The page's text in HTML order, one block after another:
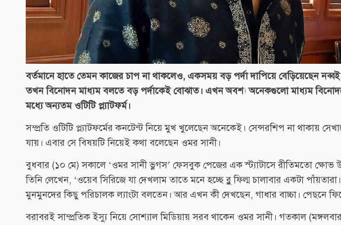
বর্তমানে হাতে তেমন কাজের চাপ না থাকলেও, একসময় বড় পর্দা দাপিয়ে বেড়িয়েছেন
তখন বিনোদন মাধ্যম বলতে বড় পর্দাকেই বোঝাত। এখন অবশ্য অনেকগুলো মাধ্যম
মধ্যে অন্যতম ওটিটি প্ল্যাটফর্ম।
সম্প্রতি ওটিটি প্ল্যাটফর্মের কনটেন্ট নিয়ে মুখ খুলেছেন অনেকেই। সেন্সরশিপ না থাকায়
যায়। এবার সে বিষয়টি নিয়েই কথা বলেছেন ওমর সানী।
বুধবার (১০ মে) সকালে ‘ওমর সানী ভ্লগস’ ফেসবুক পেজের এক স্ট্যাটাসে রীতিমতো ক্ষোভ
তিনি লেখেন, ‘ওয়েব সিরিজে যা দেখলাম তাতে মনে হচ্ছে ব্লু ফিল্ম চালাবার একটা
মুনমুনদের কিছু পরিচালক ল্যাংটা বলতেন। আর এখন কী দেখছেন, গাধার বাচ্চা। পেছনে
বরাবরই সাম্প্রতিক ইস্যু নিয়ে সোশ্যাল মিডিয়ায় সরব থাকেন ওমর সানী। গতকাল